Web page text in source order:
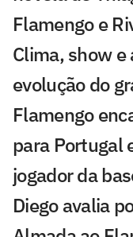
Flamengo e
Clima, show
evolução do
Flamengo
para Portugal
jogador da
Diego avalia